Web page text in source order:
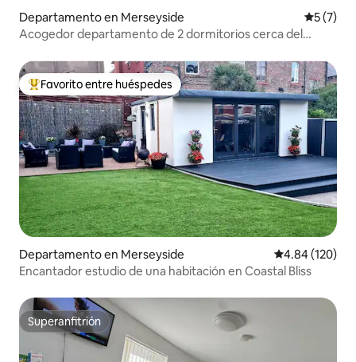
Departamento en Merseyside
5 (7)
Acogedor departamento de 2 dormitorios cerca del
De los mejores en Favorito entre huéspedes
Favorito entre huéspedes
Departamento en Merseyside Calificación
4.84 (120)
Encantador estudio de una habitación en Coastal Bliss
Superanfitrión
Superanfitrión